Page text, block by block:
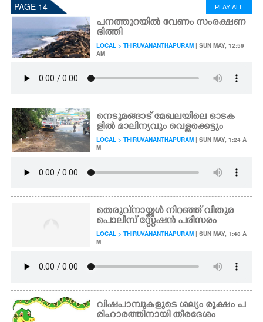
PAGE 14 PLAY ALL
പനത്തുറയിൽ വേണം സംരക്ഷണ
ഭിത്തി
LOCAL > THIRUVANANTHAPURAM | SUN MAY, 12:59
AM
നെടുമങ്ങാട് മേഖലയിലെ ഓടക
ളിൽ മാലിന്യവും വെള്ളക്കെട്ടും
LOCAL > THIRUVANANTHAPURAM | SUN MAY, 1:24 A
M
തെരുവ്നായ്ക്കൾ നിറഞ്ഞ് വിതുര
പൊലീസ് സ്റ്റേഷൻ പരിസരം
LOCAL > THIRUVANANTHAPURAM | SUN MAY, 1:48 A
M
വിഷപാമ്പുകളുടെ ശല്യം രൂക്ഷം പ
രിഹാരത്തിനായി തീരദേശം